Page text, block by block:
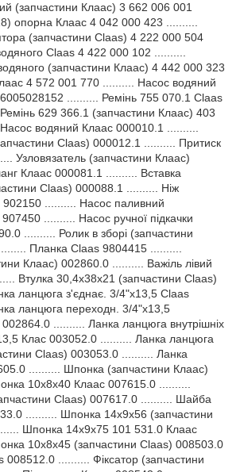
(запчастини Клаас) 3 662 006 001
опорна Клаас 4 042 000 423 ..........
(запчастини Claas) 4 222 000 504
Claas 4 422 000 102 ..........
(запчастини Клаас) 4 442 000 323
4 572 001 770 .......... Насос водяний
.......... Ремінь 755 070.1 Claas
629 366.1 (запчастини Клаас) 403
водяний Клаас 000010.1 ..........
Claas) 000012.1 .......... Притиск
Узловязатель (запчастини Клаас)
Клаас 000081.1 .......... Вставка
Claas) 000088.1 .......... Ніж
902150 .......... Насос паливний
.......... Насос ручної підкачки
.......... Ролик в зборі (запчастини
Планка Claas 9804415 ..........
Клаас) 002860.0 .......... Важіль лівий
Втулка 30,4х38х21 (запчастини Claas)
ланцюга з'єднає. 3/4"x13,5 Claas
ланцюга переходн. 3/4"x13,5
.......... Ланка ланцюга внутрішніх
Клас 003052.0 .......... Ланка ланцюга
Claas) 003053.0 .......... Ланка
.......... Шпонка (запчастини Клаас)
10x8x40 Клаас 007615.0 ..........
Claas) 007617.0 .......... Шайба
.......... Шпонка 14x9x56 (запчастини
Шпонка 14x9x75 101 531.0 Клаас
10x8x45 (запчастини Claas) 008503.0
.......... Фіксатор (запчастини